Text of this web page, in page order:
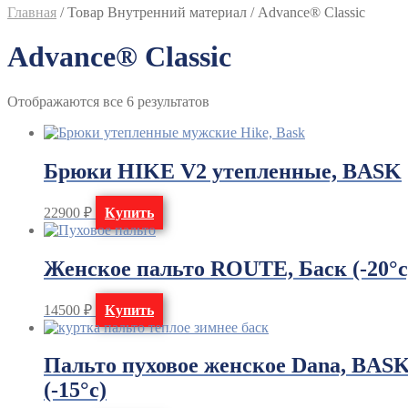
Главная /Товар Внутренний материал / Advance® Classic
Advance® Classic
Отображаются все 6 результатов
Брюки HIKE V2 утепленные, BASK
22900 ₽ Купить
Женское пальто ROUTE, Баск (-
14500 ₽ Купить
Пальто пуховое женское Dana,
(-15°с)